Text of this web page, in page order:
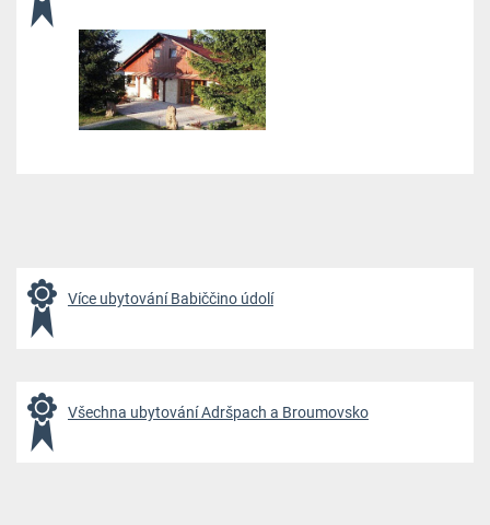
Více ubytování Babiččino údolí
Všechna ubytování Adršpach a Broumovsko